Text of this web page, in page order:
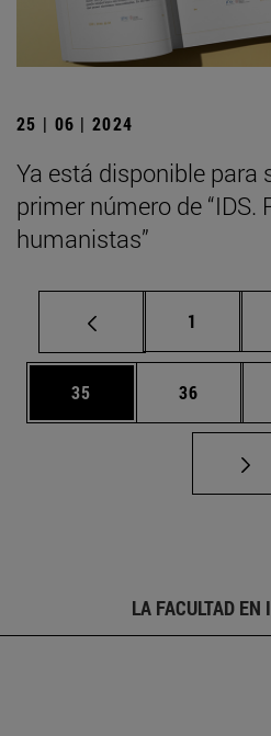
25 | 06 | 2024
Ya está disponible para
primer número de “IDS.
humanistas”
Página
1
Página
35 Página
36
LA FACULTAD EN